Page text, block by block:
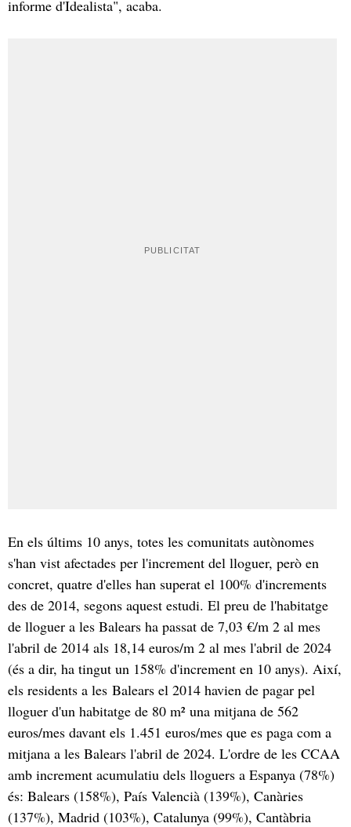
informe d'Idealista", acaba.
En els últims 10 anys, totes les comunitats autònomes
s'han vist afectades per l'increment del lloguer, però en
concret, quatre d'elles han superat el 100% d'increments
des de 2014, segons aquest estudi. El preu de l'habitatge
de lloguer a les Balears ha passat de 7,03 €/m 2 al mes
l'abril de 2014 als 18,14 euros/m 2 al mes l'abril de 2024
(és a dir, ha tingut un 158% d'increment en 10 anys). Així,
els residents a les Balears el 2014 havien de pagar pel
lloguer d'un habitatge de 80 m² una mitjana de 562
euros/mes davant els 1.451 euros/mes que es paga com a
mitjana a les Balears l'abril de 2024. L'ordre de les CCAA
amb increment acumulatiu dels lloguers a Espanya (78%)
és: Balears (158%), País Valencià (139%), Canàries
(137%), Madrid (103%), Catalunya (99%), Cantàbria